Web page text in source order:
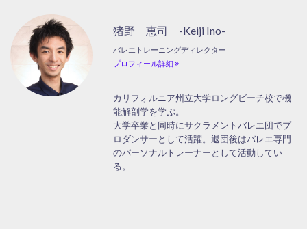
猪野 恵司 -Keiji Ino-
バレエトレーニングディレクター
プロフィール詳細
カリフォルニア州立大学ロングビーチ校で機
能解剖学を学ぶ。
大学卒業と同時にサクラメントバレエ団でプ
ロダンサーとして活躍。退団後はバレエ専門
のパーソナルトレーナーとして活動してい
る。